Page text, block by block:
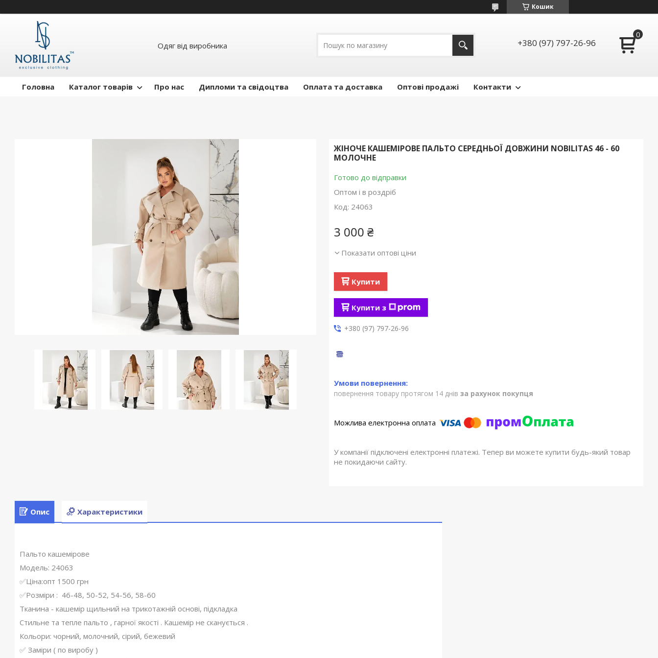
Кошик
Одяг від виробника +380 (97) 797-26-96
Головна Каталог товарів Про нас Дипломи та свідоцтва Оплата та доставка Оптові продажі Контакти
ЖІНОЧЕ КАШЕМІРОВЕ ПАЛЬТО СЕРЕДНЬОЇ ДОВЖИНИ NOBILITAS 46 - 60
МОЛОЧНЕ
Готово до відправки
Оптом і в роздріб
Код: 24063
3 000 ₴
Показати оптові ціни
Купити
Купити з
+380 (97) 797-26-96
повернення товару протягом 14 днів за рахунок покупця
У компанії підключені електронні платежі. Тепер ви можете купити будь-який товар
не покидаючи сайту.
Опис Характеристики
Пальто кашемірове
Модель: 24063
✅Ціна:опт 1500 грн
✅Розміри : 46-48, 50-52, 54-56, 58-60
Тканина - кашемір щильний на трикотажній основі, підкладка
Стильне та тепле пальто , гарної якості . Кашемір не сканується .
Кольори: чорний, молочний, сірий, бежевий
✅ Заміри ( по виробу )